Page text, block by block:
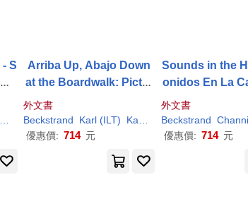
S
Karl/ Jones
Arriba Up, Abajo Down
at the Boardwalk: Pictur
e Book of Opposites
外文書
Beckstrand
Karl (ILT) Karl
/ Beckstrand
優惠價: 714 元
Sounds in the
onidos En La
ystery (in
panish)
外文書
Beckstrand
優惠價: 714 元